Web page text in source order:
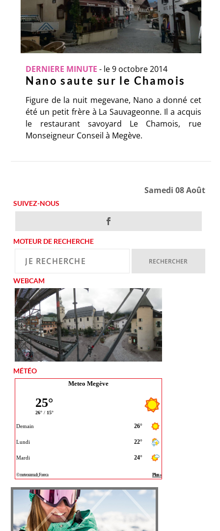
DERNIERE MINUTE - le 9 octobre 2014
Nano saute sur le Chamois
Figure de la nuit megevane, Nano a donné cet
été un petit frère à La Sauvageonne. Il a acquis
le restaurant savoyard Le Chamois, rue
Monseigneur Conseil à Megève.
Samedi 08 Août
SUIVEZ-NOUS
MOTEUR DE RECHERCHE
WEBCAM
MÉTÉO
Meteo Megève